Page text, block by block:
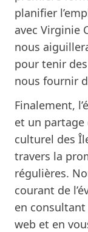
planifier
avec Virginie
nous
pour tenir
nous fournir
Finalement,
et un
culturel des
travers la
régulières.
courant de
en consultant
web et en